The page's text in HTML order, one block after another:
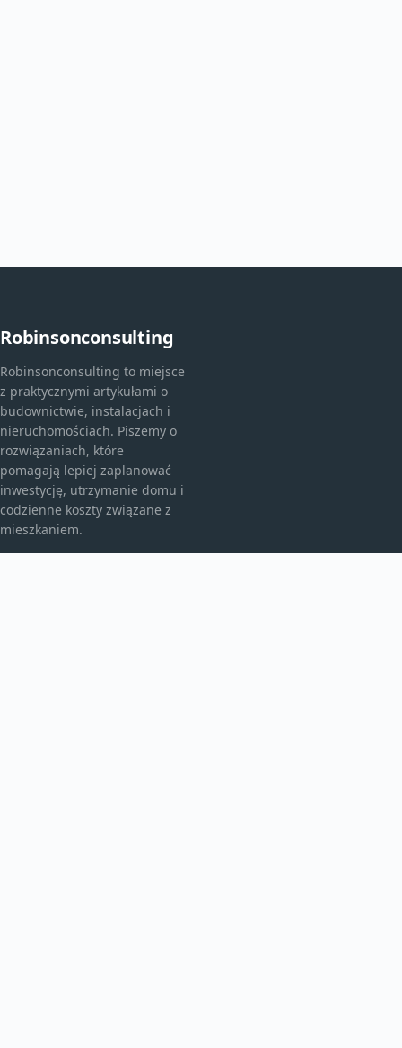
Robinsonconsulting
Robinsonconsulting to miejsce
z praktycznymi artykułami o
budownictwie, instalacjach i
nieruchomościach. Piszemy o
rozwiązaniach, które
pomagają lepiej zaplanować
inwestycję, utrzymanie domu i
codzienne koszty związane z
mieszkaniem.